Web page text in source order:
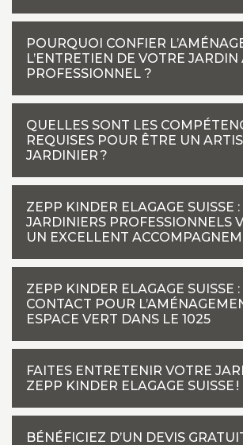
POURQUOI CONFIER
L’ENTRETIEN DE VOTRE JARDIN
PROFESSIONNEL ?
QUELLES SONT LES
REQUISES POUR ÊTRE UN
JARDINIER ?
ZEPP KINDER ELAGAGE SUISSE
JARDINIERS PROFESSIONNELS
UN EXCELLENT
ZEPP KINDER ELAGAGE SUISSE
CONTACT POUR
ESPACE VERT DANS LE 1025
FAITES ENTRETENIR VOTRE
ZEPP KINDER ELAGAGE SUISSE !
BÉNÉFICIEZ D’UN DEVIS